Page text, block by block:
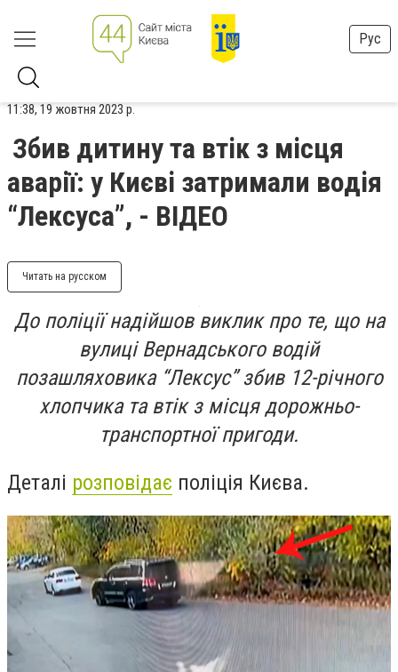
Рус
11:38, 19 жовтня 2023 р.
Збив дитину та втік з місця
аварії: у Києві затримали водія
“Лексуса”, - ВІДЕО
Читать на русском
До поліції надійшов виклик про те, що на
вулиці Вернадського водій
позашляховика “Лексус” збив 12-річного
хлопчика та втік з місця дорожньо-
транспортної пригоди.
Деталі розповідає поліція Києва.